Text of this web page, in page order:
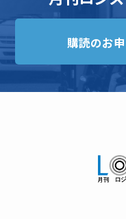
購読のお